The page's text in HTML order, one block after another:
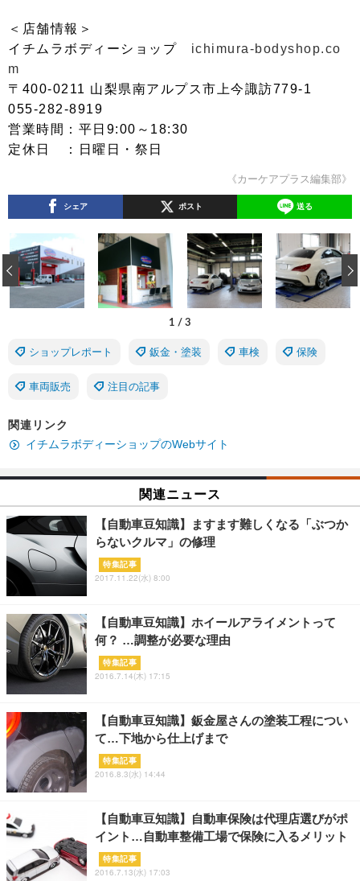
＜店舗情報＞
イチムラボディーショップ ichimura-bodyshop.co
m
〒400-0211 山梨県南アルプス市上今諏訪779-1
055-282-8919
営業時間：平日9:00～18:30
定休日 ：日曜日・祭日
《カーケアプラス編集部》
シェア ポスト 送る
1 / 3
‹
ショップレポート 鈑金・塗装 車検 保険
車両販売 注目の記事
関連リンク
イチムラボディーショップのWebサイト
関連ニュース
【自動車豆知識】ますます難しくなる「ぶつか
らないクルマ」の修理
特集記事
2017.11.22(水) 8:00
【自動車豆知識】ホイールアライメントって
何？ …調整が必要な理由
特集記事
2016.7.14(木) 17:15
【自動車豆知識】鈑金屋さんの塗装工程につい
て…下地から仕上げまで
特集記事
2016.8.3(水) 14:44
【自動車豆知識】自動車保険は代理店選びがポ
イント…自動車整備工場で保険に入るメリット
特集記事
2016.7.13(水) 17:03